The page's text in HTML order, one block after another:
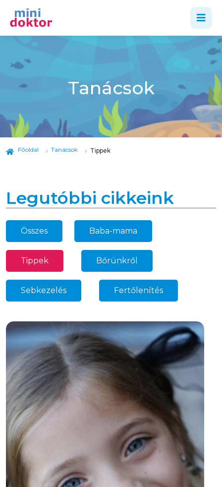
Tanácsok
Főoldal Tanácsok Tippek
Legutóbbi cikkeink
Összes Baba-mama
Tippek Bőrünkről
Sebkezelés Fertőlenítés